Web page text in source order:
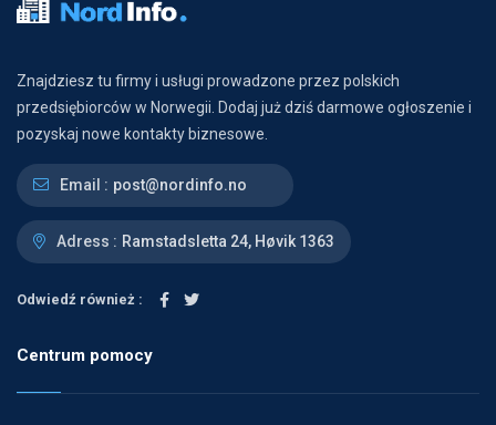
Znajdziesz tu firmy i usługi prowadzone przez polskich
przedsiębiorców w Norwegii. Dodaj już dziś darmowe ogłoszenie i
pozyskaj nowe kontakty biznesowe.
Email : post@nordinfo.no
Adress : Ramstadsletta 24, Høvik 1363
Odwiedź również :
Centrum pomocy